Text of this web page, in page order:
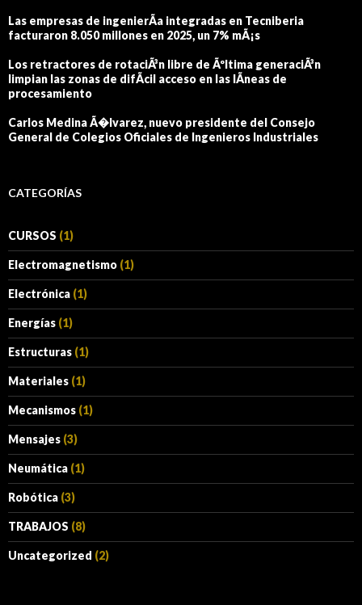
Las empresas de ingenierÃ­a integradas en Tecniberia
facturaron 8.050 millones en 2025, un 7% mÃ¡s
Los retractores de rotaciÃ³n libre de Ãºltima generaciÃ³n
limpian las zonas de difÃ­cil acceso en las lÃ­neas de
procesamiento
Carlos Medina Ã�lvarez, nuevo presidente del Consejo
General de Colegios Oficiales de Ingenieros Industriales
CATEGORÍAS
CURSOS (1)
Electromagnetismo (1)
Electrónica (1)
Energías (1)
Estructuras (1)
Materiales (1)
Mecanismos (1)
Mensajes (3)
Neumática (1)
Robótica (3)
TRABAJOS (8)
Uncategorized (2)